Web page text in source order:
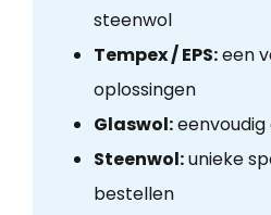
steenwol
Tempex / EPS:een
oplossingen
Glaswol:
Steenwol:unieke
bestellen